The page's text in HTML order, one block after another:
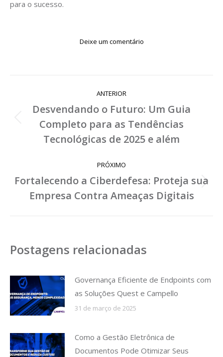
para o sucesso.
Deixe um comentário
Navegação
post:
ANTERIOR
Post
anterior:
Desvendando o Futuro: Um Guia
Completo para as Tendências
Tecnológicas de 2025 e além
PRÓXIMO
Próximo
post:
Fortalecendo a Ciberdefesa: Proteja sua
Empresa Contra Ameaças Digitais
Postagens relacionadas
Governança Eficiente de Endpoints com
as Soluções Quest e Campello
31 de março de 2025
Como a Gestão Eletrônica de
Documentos Pode Otimizar Seus